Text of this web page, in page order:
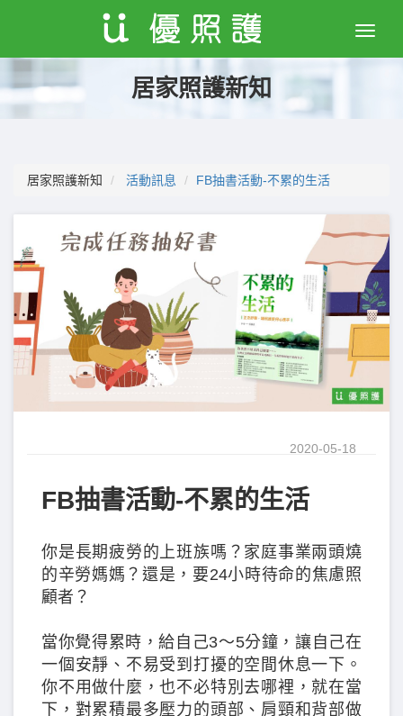
Toggle
居家照護新知
居家照護新知 活動訊息 FB抽書活動-不累的生活
2020-05-18
FB抽書活動-不累的生活
你是長期疲勞的上班族嗎？家庭事業兩頭燒
的辛勞媽媽？還是，要24小時待命的焦慮照
顧者？
當你覺得累時，給自己3～5分鐘，讓自己在
一個安靜、不易受到打擾的空間休息一下。
你不用做什麼，也不必特別去哪裡，就在當
下，對累積最多壓力的頭部、肩頸和背部做